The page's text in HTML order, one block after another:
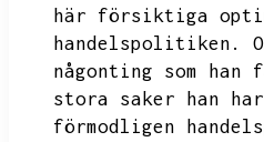
här försiktiga
handelspolitiken.
någonting som
stora saker han
förmodligen